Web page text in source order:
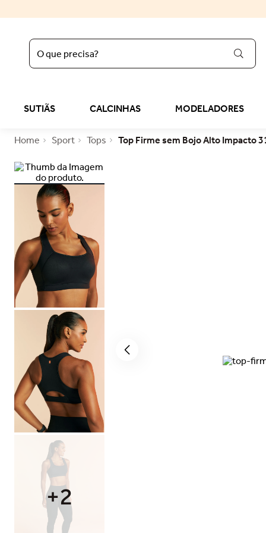
O que precisa?
SUTIÃS CALCINHAS MODELADORES
Sport Tops Top Firme sem Bojo Alto Impacto
+2
2º sutiã liz
4º sutop
5º sutiã
6º reducer
7º calcinha algodão
8º top
9º tomara caia
bermuda